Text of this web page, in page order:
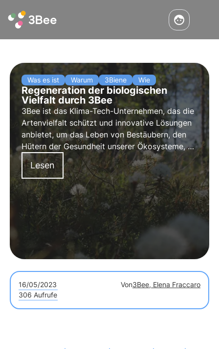
Was es ist Warum 3Biene Wie
Regeneration der biologischen
Vielfalt durch 3Bee
3Bee ist das Klima-Tech-Unternehmen, das die
Artenvielfalt schützt und innovative Lösungen
anbietet, um das Leben von Bestäubern, den
Hütern der Gesundheit unserer Ökosysteme, zu
erhalten. Erfahren Sie, wie sich 3Bee für die
Wiederherstellung der Artenvielfalt einsetzt.
Lesen
16/05/2023 Von3Bee, Elena Fraccaro
306 Aufrufe